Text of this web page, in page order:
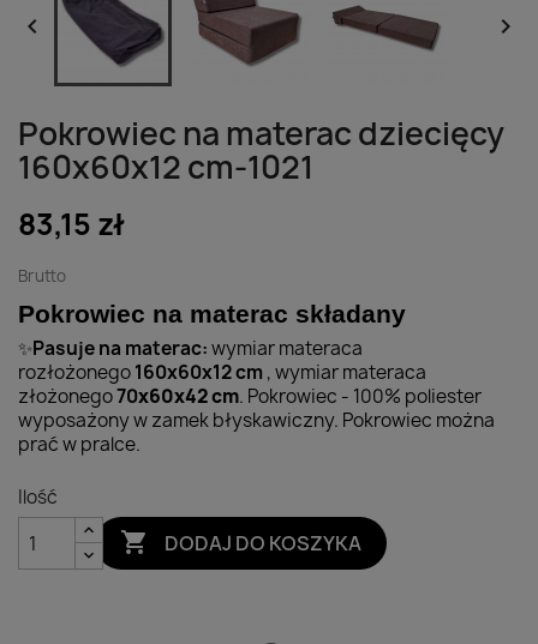
 
Pokrowiec na materac dziecięcy
160x60x12 cm-1021
83,15 zł
Brutto
Pokrowiec na materac składany
✨Pasuje na materac:wymiar materaca
rozłożonego160x60x12 cm , wymiar materaca
złożonego70x60x42 cm. Pokrowiec - 100% poliester
wyposażony w zamek błyskawiczny. Pokrowiec można
prać w pralce.
Ilość
 DODAJ DO KOSZYKA